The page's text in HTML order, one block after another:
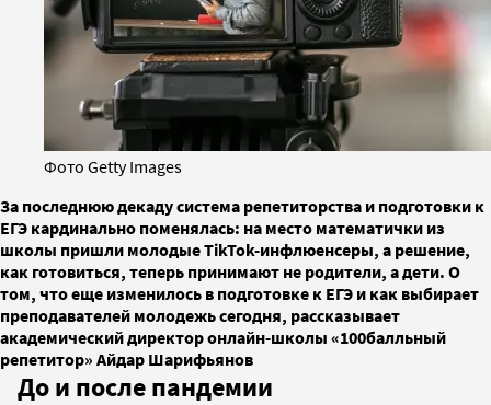
Фото Getty Images
За последнюю декаду система репетиторства и подготовки к
ЕГЭ кардинально поменялась: на место математички из
школы пришли молодые TikTok-инфлюенсеры, а решение,
как готовиться, теперь принимают не родители, а дети. О
том, что еще изменилось в подготовке к ЕГЭ и как выбирает
преподавателей молодежь сегодня, рассказывает
академический директор онлайн-школы «100балльный
репетитор» Айдар Шарифьянов
До и после пандемии